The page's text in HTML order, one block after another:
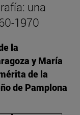
una
1970
la
y María
de la
de Pamplona